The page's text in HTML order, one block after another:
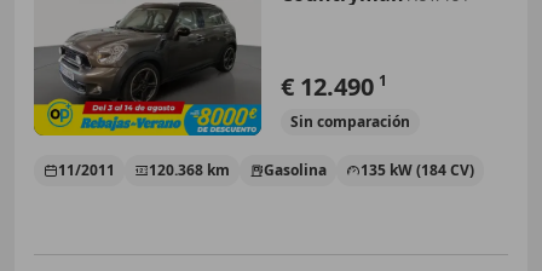
€ 12.490 1
Sin comparación
11/2011 120.368 km Gasolina 135 kW (184 CV)